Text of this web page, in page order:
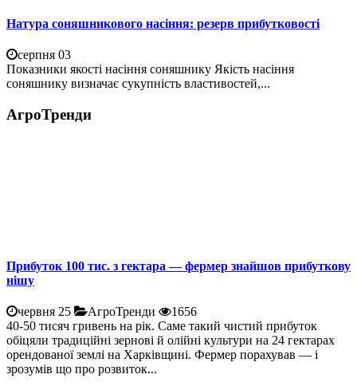
Натура соняшникового насіння: резерв прибутковості
серпня 03
Показники якості насіння соняшнику Якість насіння
соняшнику визначає сукупність властивостей,...
АгроТренди
Прибуток 100 тис. з гектара — фермер знайшов прибуткову
нішу
червня 25 АгроТренди
1656
40-50 тисяч гривень на рік. Саме такий чистий прибуток
обіцяли традиційні зернові й олійні культури на 24 гектарах
орендованої землі на Харківщині. Фермер порахував — і
зрозумів що про розвиток...